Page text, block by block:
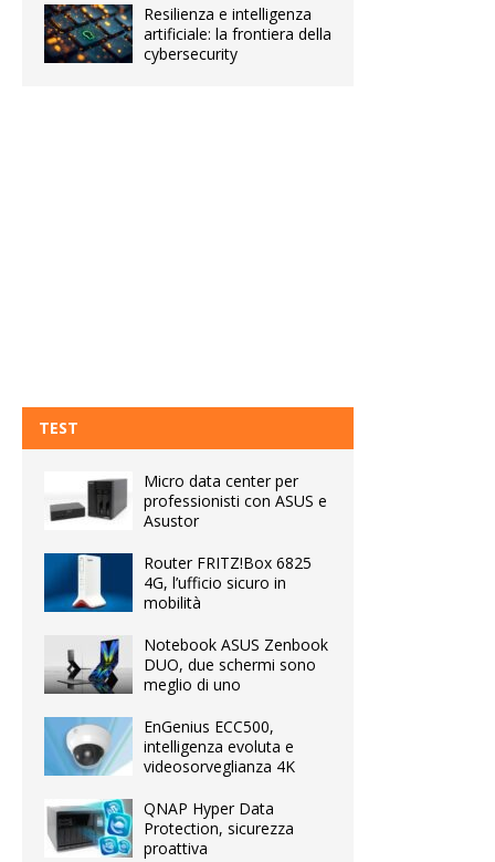
Resilienza e intelligenza
artificiale: la frontiera della
cybersecurity
TEST
Micro data center per
professionisti con ASUS e
Asustor
Router FRITZ!Box 6825
4G, l’ufficio sicuro in
mobilità
Notebook ASUS Zenbook
DUO, due schermi sono
meglio di uno
EnGenius ECC500,
intelligenza evoluta e
videosorveglianza 4K
QNAP Hyper Data
Protection, sicurezza
proattiva